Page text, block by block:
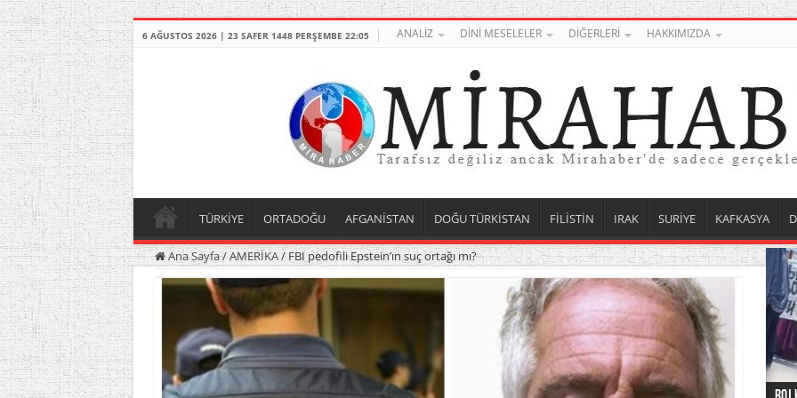
6 AĞUSTOS 2026 | 23 SAFER 1448 PERŞEMBE 22:05 ANALİZ DİNİ MESELELER DİĞERLERİ HAKKIMIZDA
TÜRKİYE ORTADOĞU AFGANİSTAN DOĞU TÜRKİSTAN FİLİSTİN IRAK SURİYE KAFKASYA
Ana Sayfa/AMERİKA/ FBI pedofili Epstein’ın suç ortağı mı?